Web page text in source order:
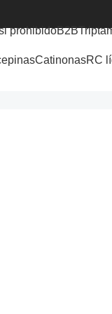
prohibidoB2B
CatinonasRC